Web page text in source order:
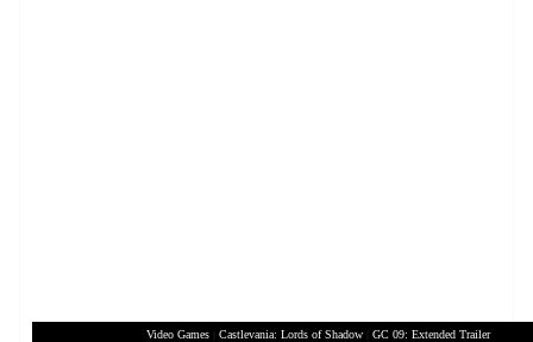
Video Games| Castlevania: Lords of Shadow| GC 09: Extended Trailer